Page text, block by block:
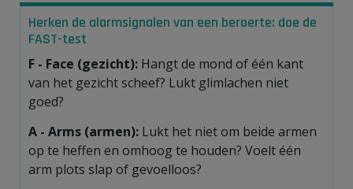
Herken de alarmsignalen van een beroerte: doe de
FAST-test
F - Face (gezicht): Hangt de mond of één kant
van het gezicht scheef? Lukt glimlachen niet
goed?
A - Arms (armen): Lukt het niet om beide armen
op te heffen en omhoog te houden? Voelt één
arm plots slap of gevoelloos?